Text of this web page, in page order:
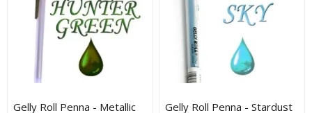
Gelly Roll Penna - Metallic
Gelly Roll Penna - Stardust